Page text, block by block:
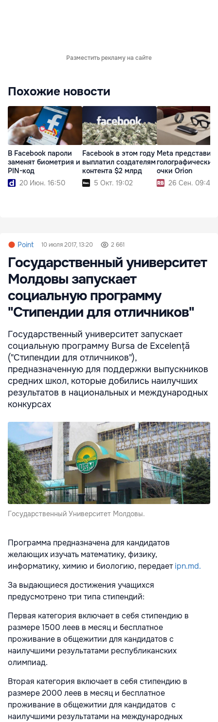
Разместить рекламу на сайте
Похожие новости
В Facebook пароли
заменят биометрия и
PIN-код
20 Июн. 16:50
Facebook в этом году
выплатил создателям
контента $2 млрд
5 Окт. 19:02
Meta
голографические
очки Orion
26 Сен. 09:43
Point 10 июля 2017, 13:20 2 661
Государственный университет
Молдовы запускает
социальную программу
"Стипендии для отличников"
Государственный университет запускает
социальную программу Bursa de Excelență
("Стипендии для отличников"),
предназначенную для поддержки выпускников
средних школ, которые добились наилучших
результатов в национальных и международных
конкурсах
Государственный Университет Молдовы.
Программа предназначена для кандидатов
желающих изучать математику, физику,
информатику, химию и биологию, передаетipn.md.
За выдающиеся достижения учащихся
предусмотрено три типа стипендий:
Первая категория включает в себя стипендию в
размере 1500 леев в месяц и бесплатное
проживание в общежитии для кандидатов с
наилучшими результатами республиканских
олимпиад.
Вторая категория включает в себя стипендию в
размере 2000 леев в месяц и бесплатное
проживание в общежитии для кандидатов с
наилучшими результатами на международных